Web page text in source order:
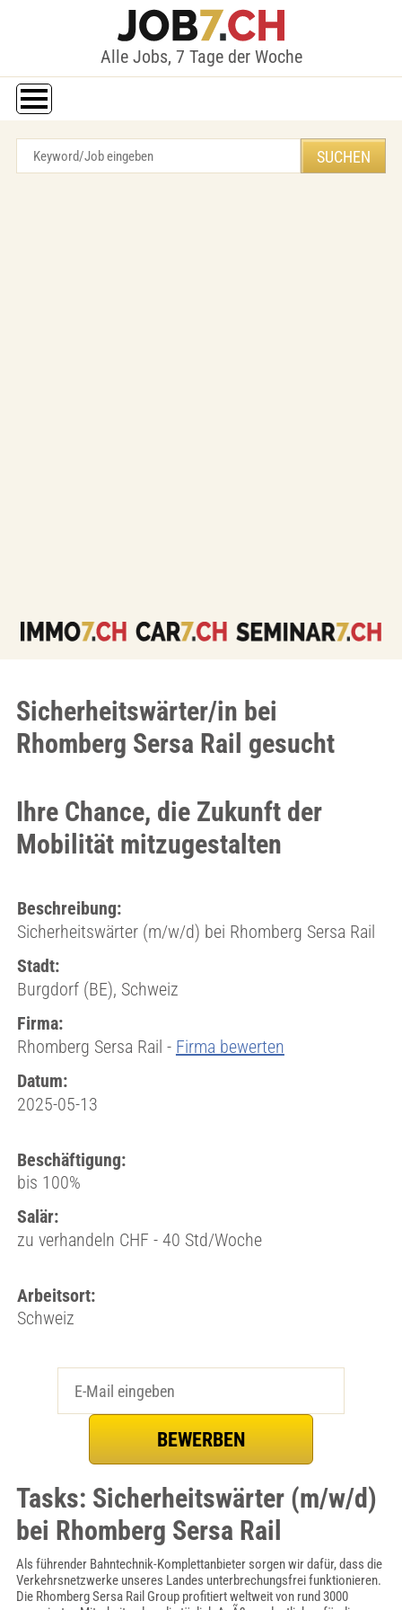
Alle Jobs, 7 Tage der Woche
Sicherheitswärter/in bei
Rhomberg Sersa Rail gesucht
Ihre Chance, die Zukunft der
Mobilität mitzugestalten
Beschreibung:
Sicherheitswärter (m/w/d) bei Rhomberg Sersa Rail
Stadt:
Burgdorf (BE), Schweiz
Firma:
Rhomberg Sersa Rail - Firma bewerten
Datum:
2025-05-13
Beschäftigung:
bis 100%
Salär:
zu verhandeln CHF - 40 Std/Woche
Arbeitsort:
Schweiz
Tasks: Sicherheitswärter (m/w/d)
bei Rhomberg Sersa Rail
Als führender Bahntechnik-Komplettanbieter sorgen wir dafür, dass die
Verkehrsnetzwerke unseres Landes unterbrechungsfrei funktionieren.
Die Rhomberg Sersa Rail Group profitiert weltweit von rund 3000